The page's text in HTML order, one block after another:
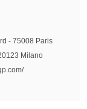
- 75008 Paris
Milano